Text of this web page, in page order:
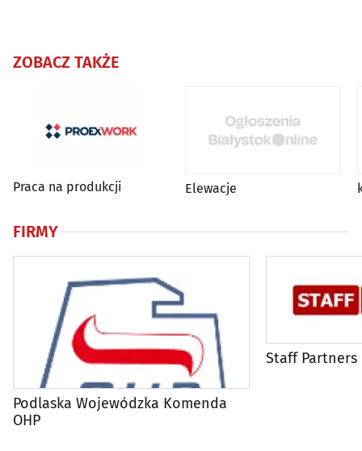
ZOBACZ TAKŻE
Praca na produkcji Elewacje
FIRMY
Podlaska Wojewódzka Komenda
OHP
Staff Partners